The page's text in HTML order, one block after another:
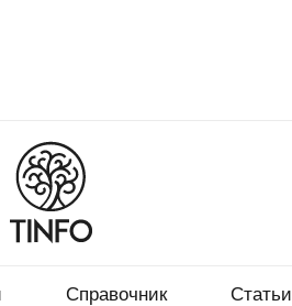
Справочник Статьи